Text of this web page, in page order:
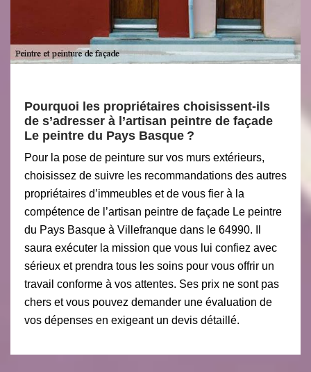
Pourquoi les propriétaires choisissent-ils
de s’adresser à l’artisan peintre de façade
Le peintre du Pays Basque ?
Pour la pose de peinture sur vos murs extérieurs,
choisissez de suivre les recommandations des autres
propriétaires d’immeubles et de vous fier à la
compétence de l’artisan peintre de façade Le peintre
du Pays Basque à Villefranque dans le 64990. Il
saura exécuter la mission que vous lui confiez avec
sérieux et prendra tous les soins pour vous offrir un
travail conforme à vos attentes. Ses prix ne sont pas
chers et vous pouvez demander une évaluation de
vos dépenses en exigeant un devis détaillé.